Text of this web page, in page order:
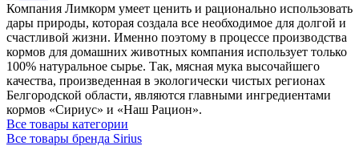
Компания Лимкорм умеет ценить и рационально использовать
дары природы, которая создала все необходимое для долгой и
счастливой жизни. Именно поэтому в процессе производства
кормов для домашних животных компания использует только
100% натуральное сырье. Так, мясная мука высочайшего
качества, произведенная в экологически чистых регионах
Белгородской области, являются главными ингредиентами
кормов «Сириус» и «Наш Рацион».
Все товары категории
Все товары бренда Sirius